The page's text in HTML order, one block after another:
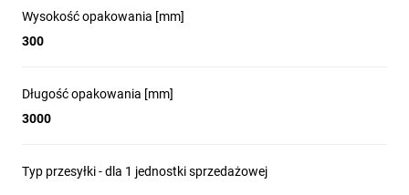
Wysokość opakowania [mm]
300
Długość opakowania [mm]
3000
Typ przesyłki - dla 1 jednostki sprzedażowej